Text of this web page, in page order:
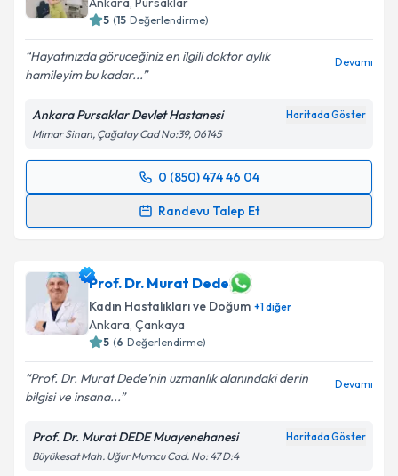
Kişisel verilerimin işlenmesine ilişkin
Aydınlatma
Metni'ni okudum ve kişisel verilerimin belirtilen
kapsamda işlenmesini kabul ediyorum.
Takvim Talebini Gönder
5 (15 Değerlendirme)
Hayatınızda göruceğiniz en ilgili doktor aylık
hamileyim bu kadar...
Devamı
Ankara Pursaklar Devlet Hastanesi Haritada Göster
Mimar Sinan, Çağatay Cad No:39, 06145
0 (850) 474 46 04
Randevu Talep Et
Randevu Takvimi Talebi
takvim hazırlandığında e-posta ile bilgilendireceğiz.
E-posta Adresiniz
Kişisel verilerimin işlenmesine ilişkin
kapsamda işlenmesini kabul ediyorum.
Prof. Dr. Murat Dede
Kadın Hastalıkları ve Doğum +1diğer
Ankara, Çankaya
5 (6 Değerlendirme)
Prof. Dr. Murat Dede'nin uzmanlık alanındaki derin
bilgisi ve insana...
Devamı
Prof. Dr. Murat DEDE Muayenehanesi Haritada Göster
Büyükesat Mah. Uğur Mumcu Cad. No: 47 D:4